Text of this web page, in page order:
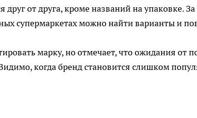
от друга, кроме названий на упаковке.
супермаркетах можно найти варианты и
марку, но отмечает, что ожидания от
когда бренд становится слишком